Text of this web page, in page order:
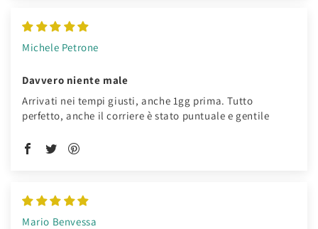
Michele Petrone
Davvero niente male
Arrivati nei tempi giusti, anche 1gg prima. Tutto
perfetto, anche il corriere è stato puntuale e gentile
Mario Benvessa